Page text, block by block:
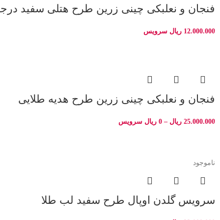
فنجان و نعلبکی چینی زرین طرح هتلی سفید
12.000.000 ریال سرویس
فنجان و نعلبکی چینی زرین طرح هدیه طلایی
25.000.000 ریال –
0 ریال سرویس
ناموجود
سرویس گلدن اوپال طرح سفید لب طلا